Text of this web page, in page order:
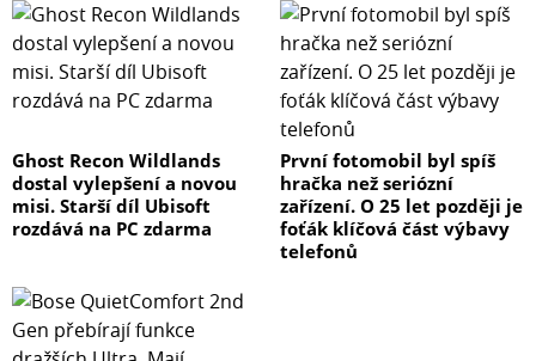
Ghost Recon Wildlands
dostal vylepšení a novou
misi. Starší díl Ubisoft
rozdává na PC zdarma
První fotomobil byl spíš
hračka než seriózní
zařízení. O 25 let později je
foťák klíčová část výbavy
telefonů